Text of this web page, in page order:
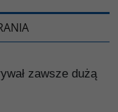
zawsze dużą